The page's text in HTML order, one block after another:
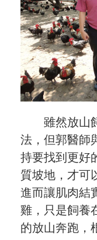
雖然放山飼
法，但郭醫師
持要找到更好
質坡地，才可
進而讓肌肉結
雞，只是飼養
的放山奔跑，